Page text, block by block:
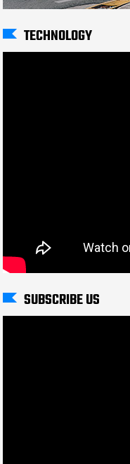
TECHNOLOGY
SUBSCRIBE US